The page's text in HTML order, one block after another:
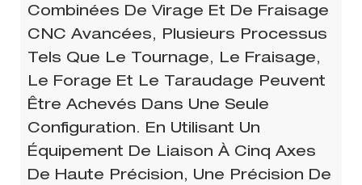
Combinées De Virage Et De Fraisage
CNC Avancées, Plusieurs Processus
Tels Que Le Tournage, Le Fraisage,
Le Forage Et Le Taraudage Peuvent
Être Achevés Dans Une Seule
Configuration. En Utilisant Un
Équipement De Liaison À Cinq Axes
De Haute Précision, Une Précision De